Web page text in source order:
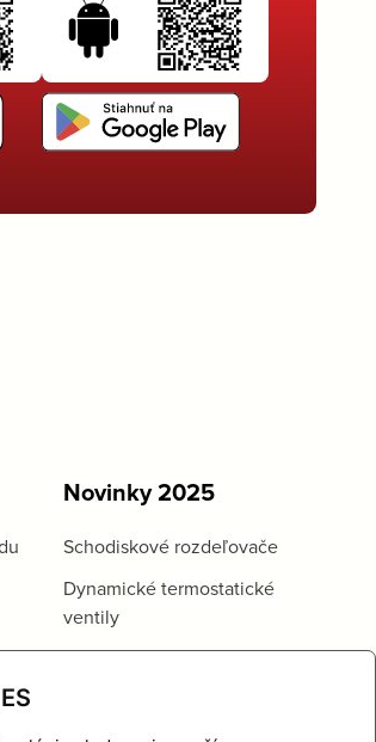
Novinky 2025
Schodiskové rozdeľovače
Dynamické termostatické
ventily